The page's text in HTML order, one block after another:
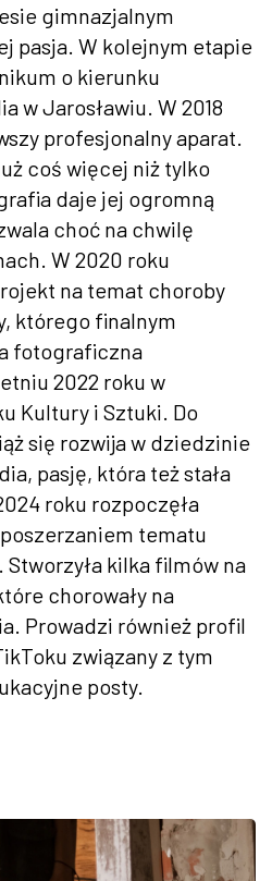
gimnazjalnym
pasja. W kolejnym etapie
o kierunku
w Jarosławiu. W 2018
profesjonalny aparat.
coś więcej niż tylko
daje jej ogromną
choć na chwilę
W 2020 roku
na temat choroby
którego finalnym
fotograficzna
2022 roku w
Kultury i Sztuki. Do
się rozwija w dziedzinie
pasję, która też stała
roku rozpoczęła
tematu
kilka filmów na
chorowały na
Prowadzi również profil
związany z tym
posty.